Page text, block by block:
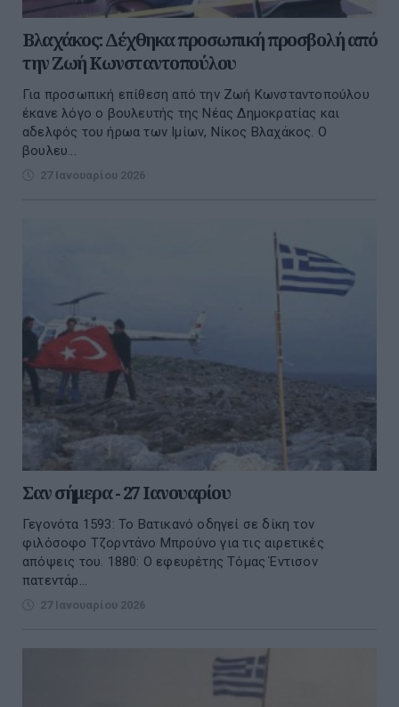
Βλαχάκος: Δέχθηκα προσωπική προσβολή από
την Ζωή Κωνσταντοπούλου
Για προσωπική επίθεση από την Ζωή Κωνσταντοπούλου
έκανε λόγο ο βουλευτής της Νέας Δημοκρατίας και
αδελφός του ήρωα των Ιμίων, Νίκος Βλαχάκος. Ο
βουλευ...
27 Ιανουαρίου 2026
Σαν σήμερα - 27 Ιανουαρίου
Γεγονότα 1593: Το Βατικανό οδηγεί σε δίκη τον
φιλόσοφο Τζορντάνο Μπρούνο για τις αιρετικές
απόψεις του. 1880: Ο εφευρέτης Τόμας Έντισον
πατεντάρ...
27 Ιανουαρίου 2026